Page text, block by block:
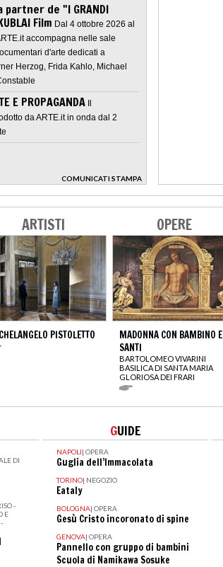
partner de "I GRANDI
Film Dal 4 ottobre 2026 al
accompagna nelle sale
d'arte dedicati a
Herzog, Frida Kahlo, Michael
E PROPAGANDA Il
da ARTE.it in onda dal 2
COMUNICATI STAMPA
>
ARTISTI
PISTOLETTO
OPERE
MADONNA CON BAMBINO E
SANTI
BARTOLOMEO VIVARINI
BASILICA DI SANTA MARIA
GLORIOSA DEI FRARI
DI
-
E
GUIDE
NAPOLI| OPERA
Guglia dell’Immacolata
TORINO| NEGOZIO
Eataly
BOLOGNA| OPERA
Gesù Cristo incoronato di spine
GENOVA| OPERA
Pannello con gruppo di bambini
Scuola di Namikawa Sosuke